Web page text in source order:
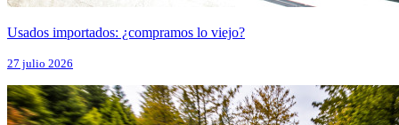
Usados importados: ¿compramos lo viejo?
27 julio 2026